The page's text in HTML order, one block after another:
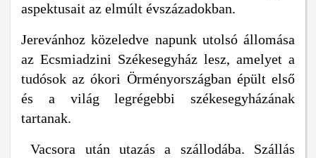
aspektusait az elmúlt évszázadokban.
Jerevánhoz közeledve napunk utolsó állomása
az Ecsmiadzini Székesegyház lesz, amelyet a
tudósok az ókori Örményországban épült első
és a világ legrégebbi székesegyházának
tartanak.
Vacsora után utazás a szállodába. Szállás